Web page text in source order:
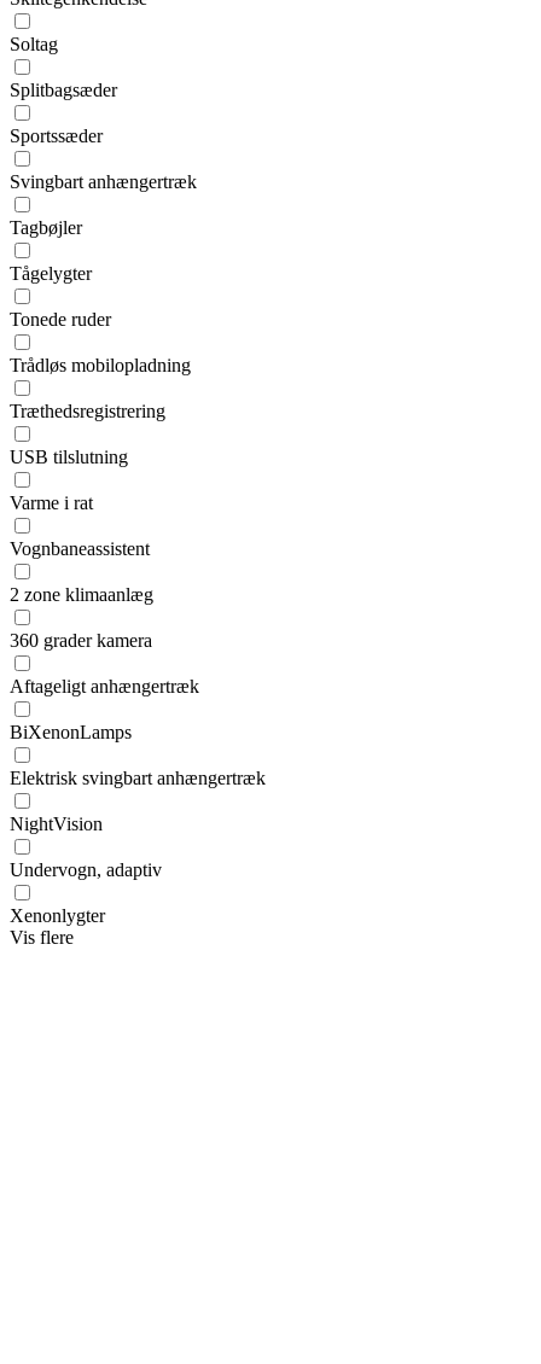
Soltag
Splitbagsæder
Sportssæder
Svingbart anhængertræk
Tagbøjler
Tågelygter
Tonede ruder
Trådløs mobilopladning
Træthedsregistrering
USB tilslutning
Varme i rat
Vognbaneassistent
2 zone klimaanlæg
360 grader kamera
Aftageligt anhængertræk
BiXenonLamps
Elektrisk svingbart anhængertræk
NightVision
Undervogn, adaptiv
Xenonlygter
Vis flere